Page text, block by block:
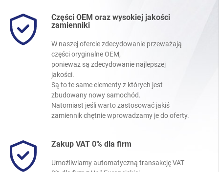
Części OEM oraz wysokiej jakości
zamienniki
W naszej ofercie zdecydowanie przeważają
części oryginalne OEM,
ponieważ są zdecydowanie najlepszej
jakości.
Są to te same elementy z których jest
zbudowany nowy samochód.
Natomiast jeśli warto zastosować jakiś
zamiennik chętnie wprowadzamy je do oferty.
Zakup VAT 0% dla firm
Umożliwiamy automatyczną transakcję VAT